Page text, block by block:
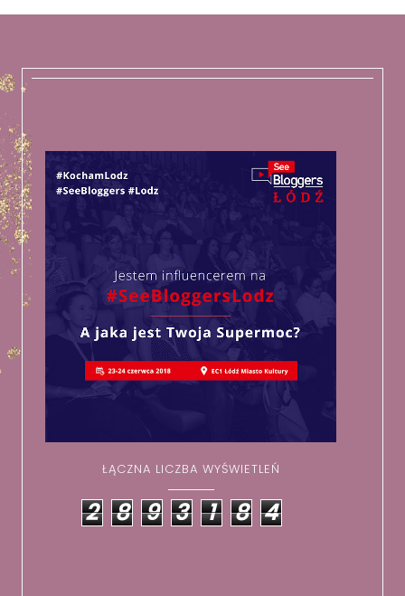
ŁĄCZNA LICZBA WYŚWIETLEŃ
2 8 9 3 1 8 4